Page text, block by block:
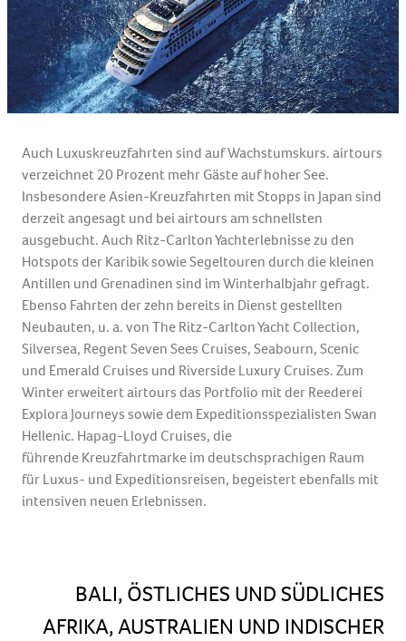
Auch Luxuskreuzfahrten sind auf Wachstumskurs. airtours
verzeichnet 20 Prozent mehr Gäste auf hoher See.
Insbesondere Asien-Kreuzfahrten mit Stopps in Japan sind
derzeit angesagt und bei airtours am schnellsten
ausgebucht. Auch Ritz-Carlton Yachterlebnisse zu den
Hotspots der Karibik sowie Segeltouren durch die kleinen
Antillen und Grenadinen sind im Winterhalbjahr gefragt.
Ebenso Fahrten der zehn bereits in Dienst gestellten
Neubauten, u. a. von The Ritz-Carlton Yacht Collection,
Silversea, Regent Seven Sees Cruises, Seabourn, Scenic
und Emerald Cruises und Riverside Luxury Cruises. Zum
Winter erweitert airtours das Portfolio mit der Reederei
Explora Journeys sowie dem Expeditionsspezialisten Swan
Hellenic. Hapag-Lloyd Cruises, die
führende Kreuzfahrtmarke im deutschsprachigen Raum
für Luxus- und Expeditionsreisen, begeistert ebenfalls mit
intensiven neuen Erlebnissen.
BALI, ÖSTLICHES UND SÜDLICHES
AFRIKA, AUSTRALIEN UND INDISCHER